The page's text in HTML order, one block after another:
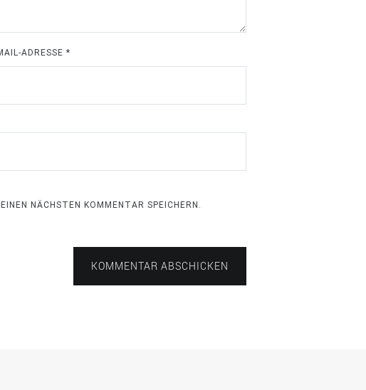
ADRESSE*
NÄCHSTEN KOMMENTAR SPEICHERN.
KOMMENTAR ABSCHICKEN